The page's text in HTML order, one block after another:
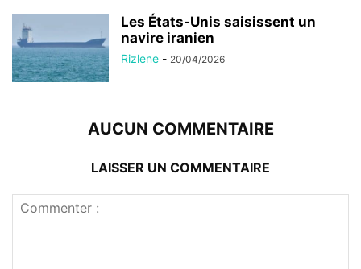
Les États-Unis saisissent un
navire iranien
Rizlene - 20/04/2026
AUCUN COMMENTAIRE
LAISSER UN COMMENTAIRE